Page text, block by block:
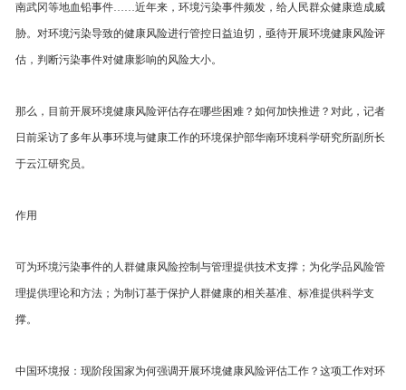
南武冈等地血铅事件……近年来，环境污染事件频发，给人民群众健康造成威
胁。对环境污染导致的健康风险进行管控日益迫切，亟待开展环境健康风险评
估，判断污染事件对健康影响的风险大小。
那么，目前开展环境健康风险评估存在哪些困难？如何加快推进？对此，记者
日前采访了多年从事环境与健康工作的环境保护部华南环境科学研究所副所长
于云江研究员。
作用
可为环境污染事件的人群健康风险控制与管理提供技术支撑；为化学品风险管
理提供理论和方法；为制订基于保护人群健康的相关基准、标准提供科学支
撑。
中国环境报：现阶段国家为何强调开展环境健康风险评估工作？这项工作对环